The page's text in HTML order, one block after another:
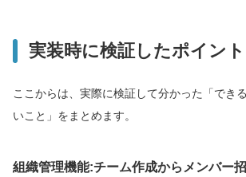
実装時に検証したポイント
ここからは、実際に検証して分かった「でき
いこと」をまとめます。
組織管理機能:チーム作成からメンバー